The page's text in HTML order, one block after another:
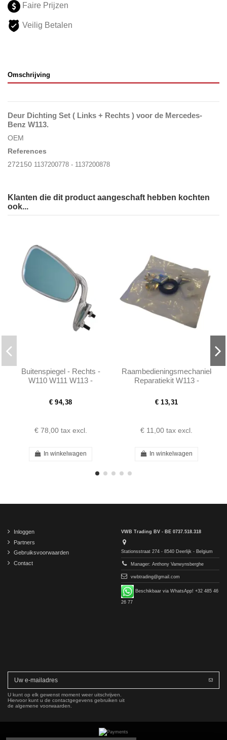
Faire Prijzen
Veilig Betalen
Omschrijving
Deur Dichting Set ( Links + Rechts ) voor de Mercedes-
Benz W113.
OEM
References
272150 1137200778 - 1137200878
Klanten die dit product aangeschaft hebben kochten
ook...
Buitenspiegel - Rechts -
W110 W111 W113 -
€ 94,38
€ 78,00 tax excl.
In winkelwagen
Raambedieningsmechaniek
Reparatiekit W113 -
€ 13,31
€ 11,00 tax excl.
In winkelwagen
Inloggen
Partners
Gebruiksvoorwaarden
Contact
VWB Trading BV - BE 0737.518.318
Stationsstraat 274 - 8540 Deerlijk - Belgium
Manager: Anthony Vanwynsberghe
vwbtrading@gmail.com
Beschikbaar via WhatsApp! +32 485 46
26 77
U kunt op elk gewenst moment weer uitschrijven.
Hiervoor kunt u de contactgegevens gebruiken uit
de algemene voorwaarden.